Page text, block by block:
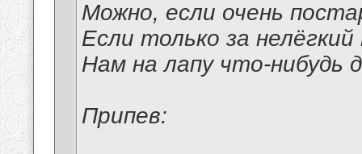
Можно, если очень
Если только за
Нам на лапу что-нибудь
Припев: